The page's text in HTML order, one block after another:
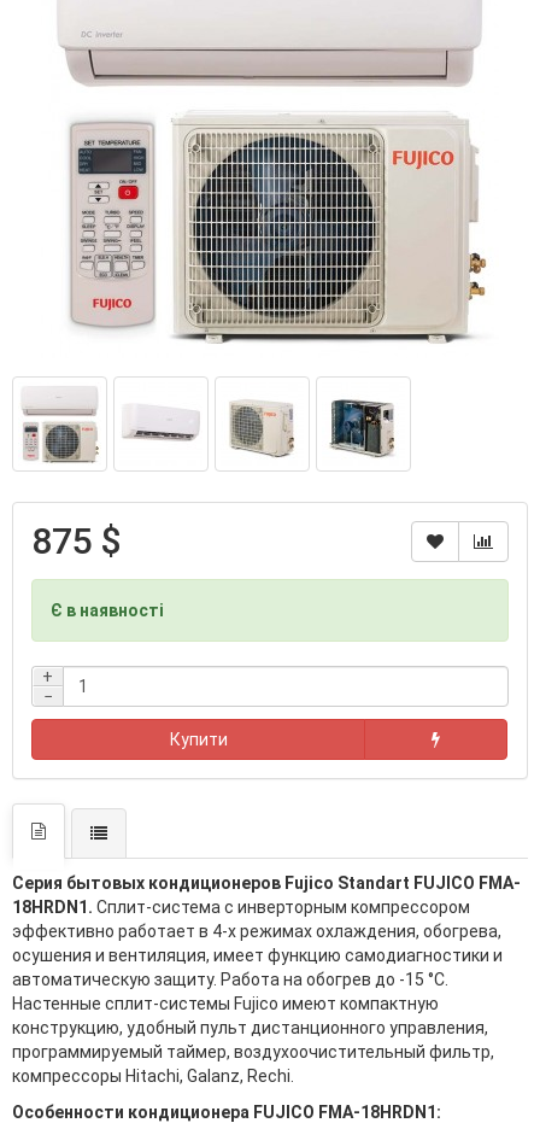
875 $
Є в наявності
+
−
Купити
Серия бытовых кондиционеров Fujico Standart FUJICO FMA-
18HRDN1. Сплит-система с инверторным компрессором
эффективно работает в 4-х режимах охлаждения, обогрева,
осушения и вентиляция, имеет функцию самодиагностики и
автоматическую защиту. Работа на обогрев до -15 °С.
Настенные сплит-системы Fujico имеют компактную
конструкцию, удобный пульт дистанционного управления,
программируемый таймер, воздухоочистительный фильтр,
компрессоры Hitachi, Galanz, Rechi.
Особенности кондиционера FUJICO FMA-18HRDN1: